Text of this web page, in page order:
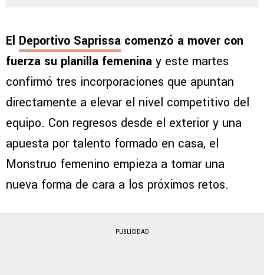
El Deportivo Saprissa comenzó a mover con
fuerza su planilla femenina y este martes
confirmó tres incorporaciones que apuntan
directamente a elevar el nivel competitivo del
equipo. Con regresos desde el exterior y una
apuesta por talento formado en casa, el
Monstruo femenino empieza a tomar una
nueva forma de cara a los próximos retos.
PUBLICIDAD